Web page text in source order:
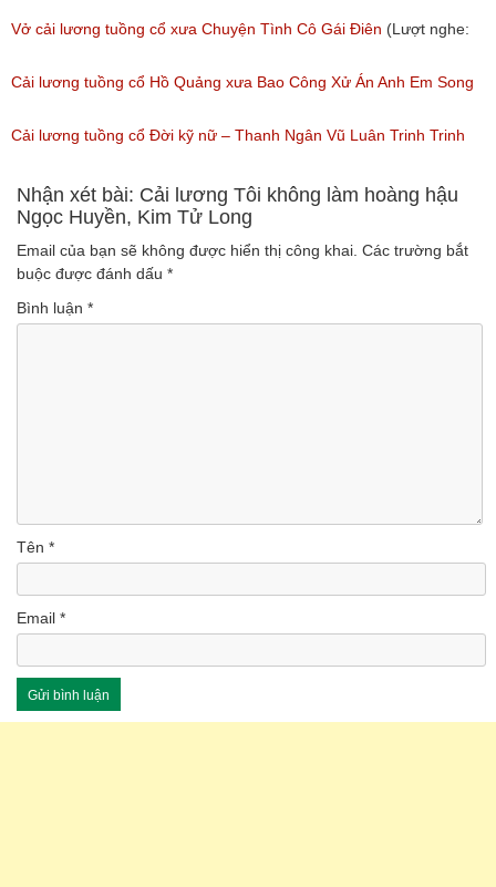
Xưa)
(Lượt nghe: 216)
Vở cải lương tuồng cổ xưa Chuyện Tình Cô Gái Điên (Lượt nghe:
146)
Cải lương tuồng cổ Hồ Quảng xưa Bao Công Xử Án Anh Em Song
Sinh
(Lượt nghe: 228)
Cải lương tuồng cổ Đời kỹ nữ – Thanh Ngân Vũ Luân Trinh Trinh
Cải Lương Hồ Quảng
(Lượt nghe: 157)
Nhận xét bài: Cải lương Tôi không làm hoàng hậu
Ngọc Huyền, Kim Tử Long
Email của bạn sẽ không được hiển thị công khai. Các trường bắt
buộc được đánh dấu *
Bình luận *
Tên *
Email *